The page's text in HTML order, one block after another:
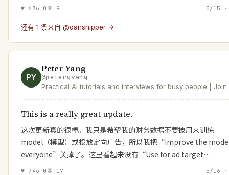
♥ 67↻ 0 💬 9 5/15
还有 1 条来自 @danshipper →
PY
Peter Yang
@petergyang
Practical AI tutorials and interviews for busy people | Join
This is a really great update.
这次更新真的很棒。我只是希望我的财务数据不要被用来训练
model（模型）或投放定向广告，所以我把“improve the
everyone”关掉了。这里看起来没有“Use for ad target…
♥ 74↻ 0 💬 17 5/16